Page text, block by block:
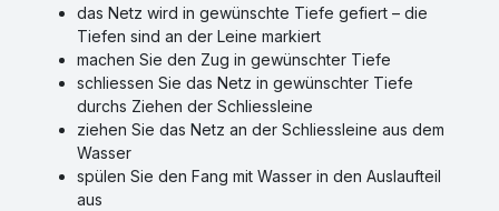
das Netz wird in gewünschte Tiefe gefiert – die
Tiefen sind an der Leine markiert
machen Sie den Zug in gewünschter Tiefe
schliessen Sie das Netz in gewünschter Tiefe
durchs Ziehen der Schliessleine
ziehen Sie das Netz an der Schliessleine aus dem
Wasser
spülen Sie den Fang mit Wasser in den Auslaufteil
aus